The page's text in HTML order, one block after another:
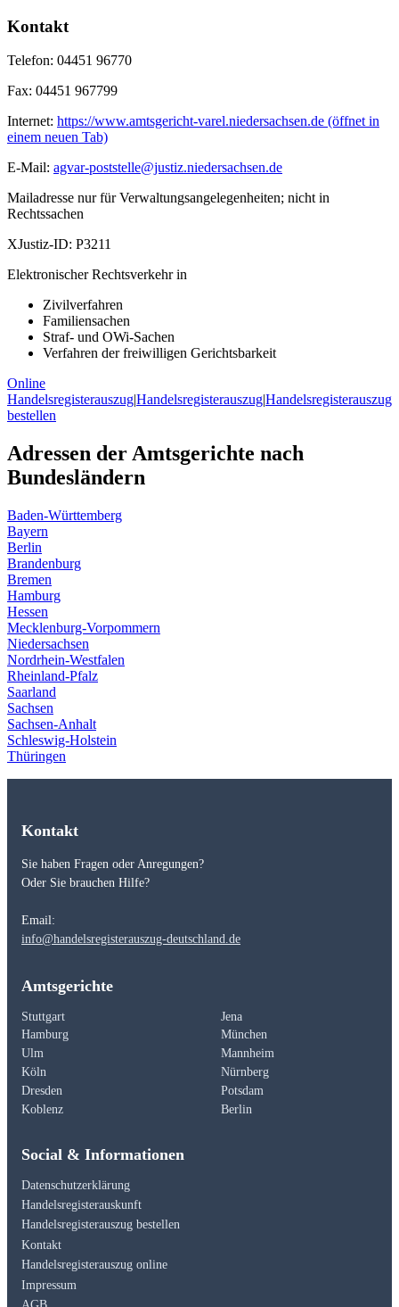
Kontakt
Telefon: 04451 96770
Fax: 04451 967799
Internet: https://www.amtsgericht-varel.niedersachsen.de (öffnet in
einem neuen Tab)
E-Mail: agvar-poststelle@justiz.niedersachsen.de
Mailadresse nur für Verwaltungsangelegenheiten; nicht in
Rechtssachen
XJustiz-ID: P3211
Elektronischer Rechtsverkehr in
Zivilverfahren
Familiensachen
Straf- und OWi-Sachen
Verfahren der freiwilligen Gerichtsbarkeit
Online
Handelsregisterauszug|Handelsregisterauszug|Handelsregisterauszug
bestellen
Adressen der Amtsgerichte nach
Bundesländern
Baden-Württemberg
Bayern
Berlin
Brandenburg
Bremen
Hamburg
Hessen
Mecklenburg-Vorpommern
Niedersachsen
Nordrhein-Westfalen
Rheinland-Pfalz
Saarland
Sachsen
Sachsen-Anhalt
Schleswig-Holstein
Thüringen
Kontakt
Sie haben Fragen oder Anregungen?
Oder Sie brauchen Hilfe?
Email:
info@handelsregisterauszug-deutschland.de
Amtsgerichte
Stuttgart
Jena
Hamburg
München
Ulm
Mannheim
Köln
Nürnberg
Dresden
Potsdam
Koblenz
Berlin
Social & Informationen
Datenschutzerklärung
Handelsregisterauskunft
Handelsregisterauszug bestellen
Kontakt
Handelsregisterauszug online
Impressum